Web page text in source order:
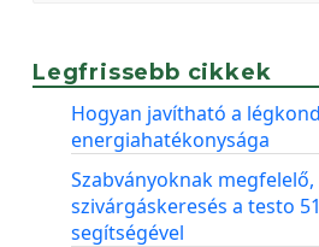
Legfrissebb cikkek
Hogyan javítható a
energiahatékonysága
Szabványoknak
szivárgáskeresés a testo
segítségével